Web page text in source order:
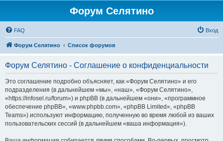
Форум Селятино
FAQ Вход
Форум Селятино Список форумов
Форум Селятино - Соглашение о конфиденциальности
Это соглашение подробно объясняет, как «Форум Селятино» и его
подразделения (в дальнейшем «мы», «наш», «Форум Селятино»,
«https://infosel.ru/forum») и phpBB (в дальнейшем «они», «программное
обеспечение phpBB», «www.phpbb.com», «phpBB Limited», «phpBB
Teams») используют информацию, полученную во время любой из ваших
пользовательских сессий (в дальнейшем «ваша информация»).